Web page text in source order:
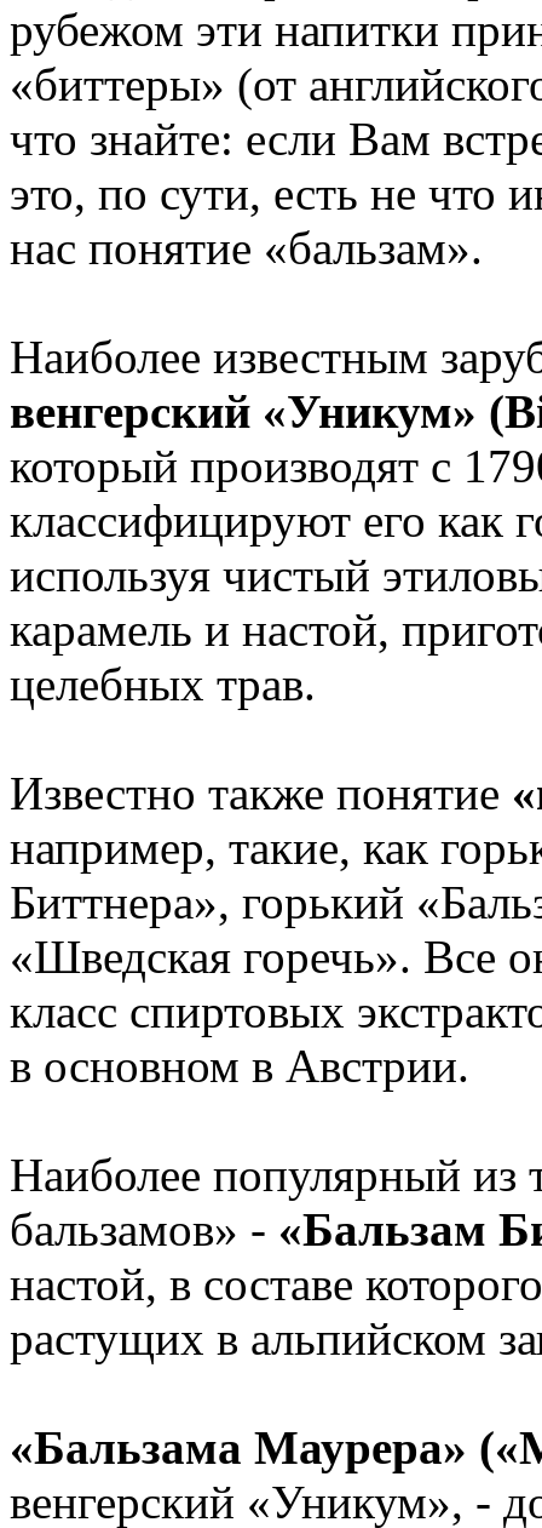
рубежом эти напитки
«биттеры» (от
что знайте: если Вам
это, по сути, есть не что
нас понятие «бальзам».
Наиболее известным
венгерский «Уникум»
который производят с
классифицируют его как
используя чистый
карамель и настой,
целебных трав.
Известно также понятие
например, такие, как
Биттнера», горький
«Шведская горечь». Все
класс спиртовых
в основном в Австрии.
Наиболее популярный из
бальзамов» - «Бальзам
настой, в составе
растущих в альпийском
«Бальзама Маурера»
венгерский «Уникум», -